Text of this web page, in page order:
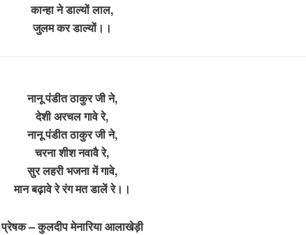
कान्हा ने डाल्यों लाल,
जुलम कर डाल्यों।।
नानू पंडीत ठाकुर जी ने,
देशी अरचल गावे रे,
नानू पंडीत ठाकुर जी ने,
चरना शीश नवावै रे,
सुर लहरी भजना में गावे,
मान बढ़ावे रे रंग मत डालें रे।।
प्रेषक – कुलदीप मेनारिया आलाखेड़ी